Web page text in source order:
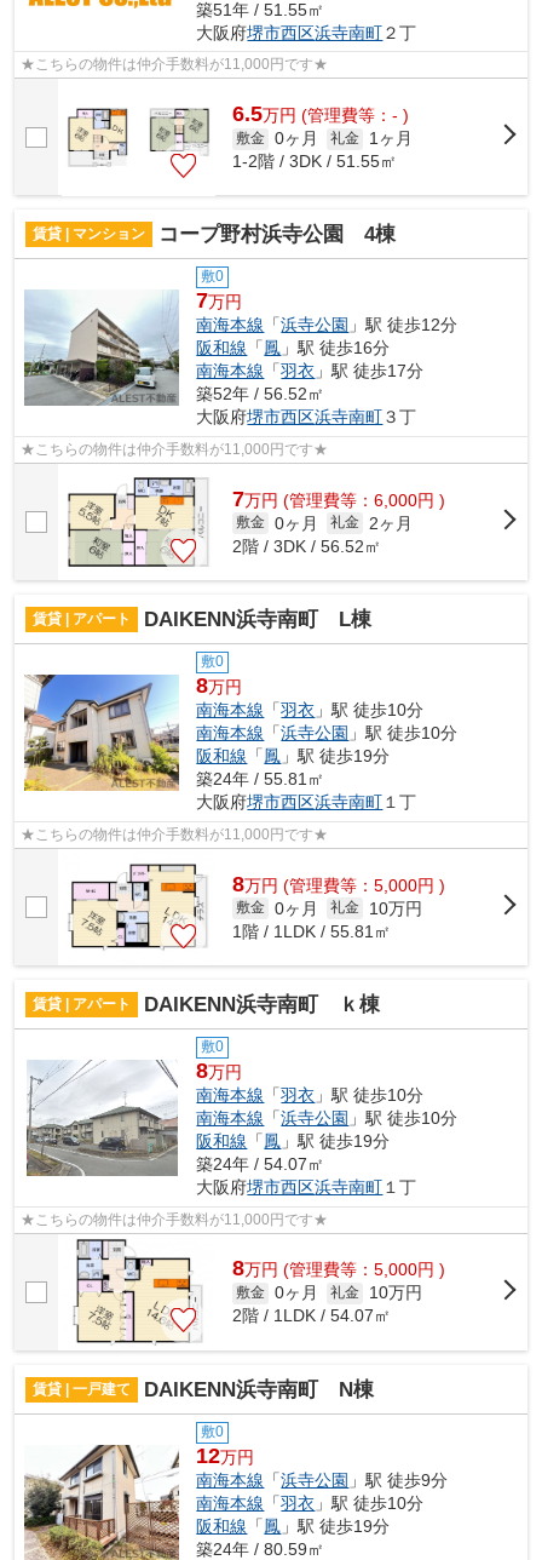
築51年 / 51.55㎡
大阪府堺市西区浜寺南町２丁
★こちらの物件は仲介手数料が11,000円です★
6.5万円 (管理費等：- )
敷金 0ヶ月 礼金
1ヶ月
1-2階 / 3DK / 51.55㎡
賃貸 | マンション コープ野村浜寺公園 4棟
敷0
7万円
南海本線 「浜寺公園 」駅 徒歩12分
阪和線 「鳳 」駅 徒歩16分
南海本線 「羽衣 」駅 徒歩17分
築52年 / 56.52㎡
大阪府堺市西区浜寺南町３丁
★こちらの物件は仲介手数料が11,000円です★
7万円 (管理費等：6,000円 )
敷金 0ヶ月 礼金
2ヶ月
2階 / 3DK / 56.52㎡
賃貸 | アパート DAIKENN浜寺南町 L棟
敷0
8万円
南海本線 「羽衣 」駅 徒歩10分
南海本線 「浜寺公園 」駅 徒歩10分
阪和線 「鳳 」駅 徒歩19分
築24年 / 55.81㎡
大阪府堺市西区浜寺南町 １丁
★こちらの物件は仲介手数料が11,000円です★
8万円 (管理費等：5,000円 )
敷金 0ヶ月 礼金
10万円
1階 / 1LDK / 55.81㎡
賃貸 | アパート DAIKENN浜寺南町 ｋ棟
敷0
8万円
南海本線 「羽衣 」駅 徒歩10分
南海本線 「浜寺公園 」駅 徒歩10分
阪和線 「鳳 」駅 徒歩19分
築24年 / 54.07㎡
大阪府堺市西区浜寺南町 １丁
★こちらの物件は仲介手数料が11,000円です★
8万円 (管理費等：5,000円 )
敷金 0ヶ月 礼金
10万円
2階 / 1LDK / 54.07㎡
賃貸 | 一戸建て DAIKENN浜寺南町 N棟
敷0
12万円
南海本線 「浜寺公園 」駅 徒歩9分
南海本線 「羽衣 」駅 徒歩10分
阪和線 「鳳 」駅 徒歩19分
築24年 / 80.59㎡